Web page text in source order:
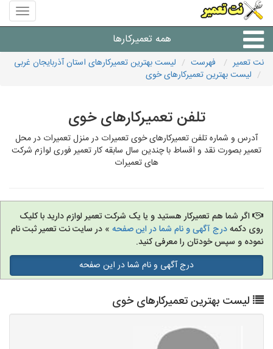
منوی
سایت
تعمیر
همه تعمیرکارها
شرکت های تعمیرات لوازم
نت تعمیر فهرست
لیست بهترین تعمیرکارهای استان آذربایجان غربی
لیست بهترین تعمیرکارهای خوی
تلفن تعمیرکارهای خوی
آدرس و شماره تلفن تعمیرکارهای خوی تعمیرات در منزل تعمیرات در محل
تعمیر بصورت نقد و اقساط با چندین سال سابقه کار تعمیر فوری لوازم شرکت
های تعمیرات
اگر شما هم تعمیرکار هستید و یا یک شرکت تعمیر لوازم دارید با کلیک
روی دکمهدرج آگهی و نام شما در این صفحه » در سایت نت تعمیر ثبت نام
نموده و سپس خودتان را معرفی کنید.
درج آگهی و نام شما در این صفحه
لیست بهترین تعمیرکارهای خوی